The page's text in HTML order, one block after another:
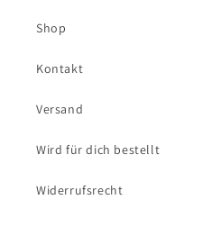
Shop
Kontakt
Versand
Wird für dich bestellt
Widerrufsrecht